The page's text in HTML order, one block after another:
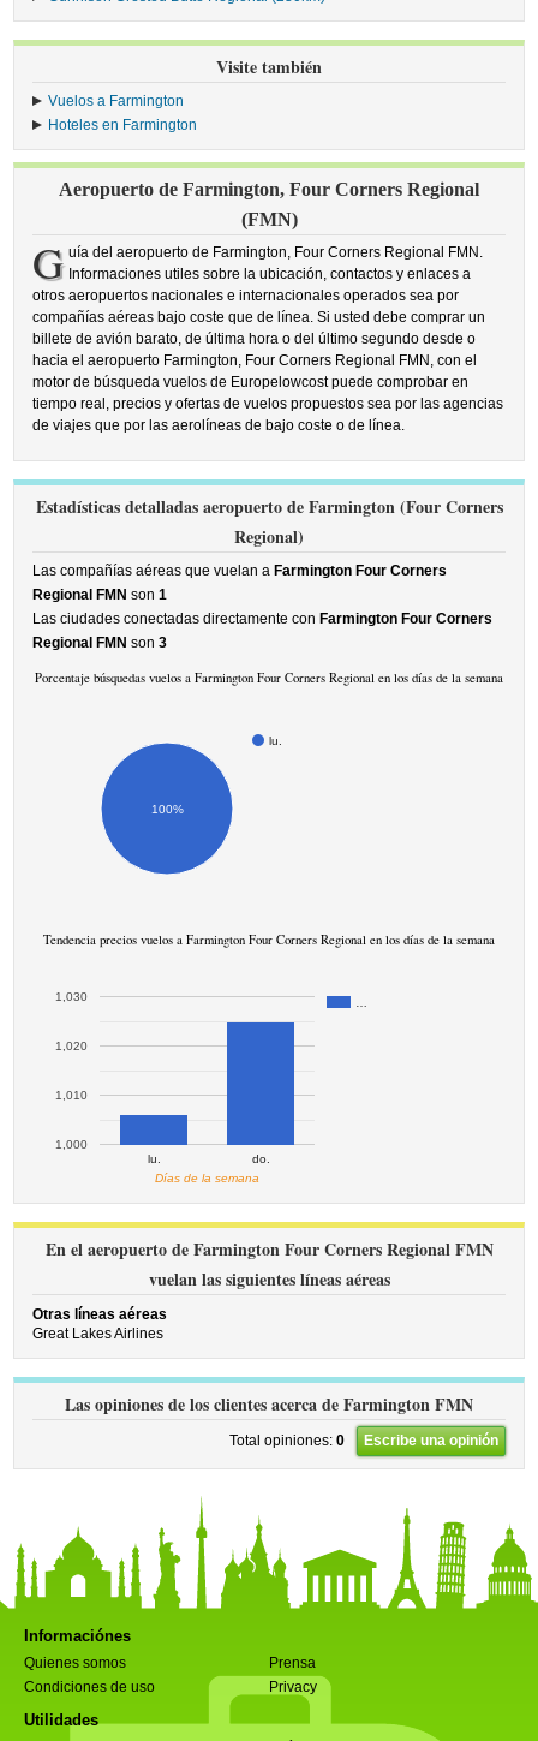
Visite también
Vuelos a Farmington
Hoteles en Farmington
Aeropuerto de Farmington, Four Corners Regional
(FMN)
G uía del aeropuerto de Farmington, Four Corners Regional FMN.
Informaciones utiles sobre la ubicación, contactos y enlaces a
otros aeropuertos nacionales e internacionales operados sea por
compañías aéreas bajo coste que de línea. Si usted debe comprar un
billete de avión barato, de última hora o del último segundo desde o
hacia el aeropuerto Farmington, Four Corners Regional FMN, con el
motor de búsqueda vuelos de Europelowcost puede comprobar en
tiempo real, precios y ofertas de vuelos propuestos sea por las agencias
de viajes que por las aerolíneas de bajo coste o de línea.
Estadísticas detalladas aeropuerto de Farmington (Four Corners
Regional)
Las compañías aéreas que vuelan a Farmington Four Corners
Regional FMN son1
Las ciudades conectadas directamente con Farmington Four Corners
Regional FMN son3
Porcentaje búsquedas vuelos a Farmington Four Corners Regional en los días de la semana
lu.
100%
Tendencia precios vuelos a Farmington Four Corners Regional en los días de la semana
lu. do.
1,000
1,010
1,020
1,030
Días de la semana
En el aeropuerto de Farmington Four Corners Regional FMN
vuelan las siguientes líneas aéreas
Otras líneas aéreas
Great Lakes Airlines
Las opiniones de los clientes acerca de Farmington FMN
Total opiniones: 0 Escribe una opinión
Informaciónes
Quienes somos
Prensa
Condiciones de uso
Privacy
Utilidades